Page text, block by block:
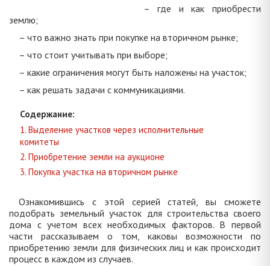
– где и как приобрести
землю;
– что важно знать при покупке на вторичном рынке;
– что стоит учитывать при выборе;
– какие ограничения могут быть наложены на участок;
– как решать задачи с коммуникациями.
Содержание:
1. Выделение участков через исполнительные
комитеты
2. Приобретение земли на аукционе
3. Покупка участка на вторичном рынке
Ознакомившись с этой серией статей, вы сможете
подобрать земельный участок для строительства своего
дома с учетом всех необходимых факторов. В первой
части рассказываем о том, каковы возможности по
приобретению земли для физических лиц и как происходит
процесс в каждом из случаев.